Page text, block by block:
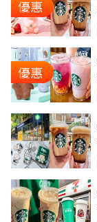
優惠
優惠